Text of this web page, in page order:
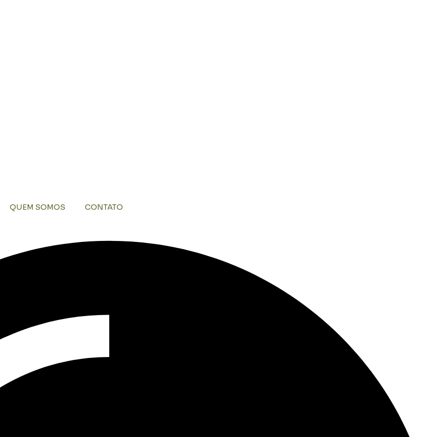
QUEM SOMOS CONTATO